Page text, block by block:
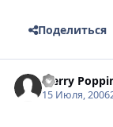
Поделиться
Merry
15 Июля, 2006